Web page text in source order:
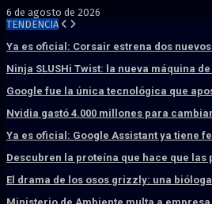
6 de agosto de 2026
TENDENCIA
Ya es oficial: Corsair estrena dos
Ninja SLUSHi Twist: la nueva máquina
Google fue la única tecnológica que
Nvidia gastó 4.000 millones para
Ya es oficial: Google Assistant ya tiene
Descubren la proteína que hace que las
El drama de los osos grizzly: una